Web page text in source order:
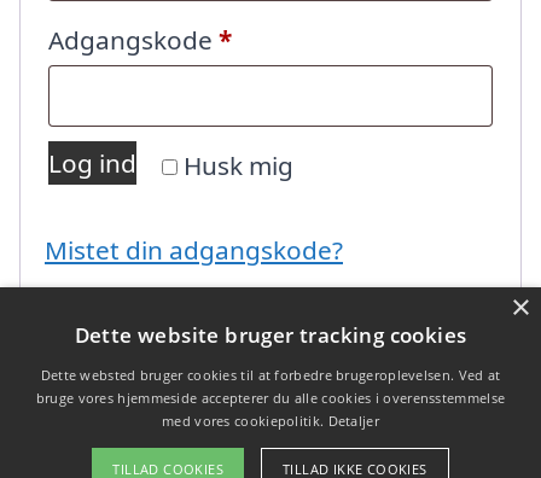
Adgangskode *Påkrævet
Husk mig
Log ind
Mistet din adgangskode?
Copyright 2026 - Pilanto Aps
×
Dette website bruger tracking cookies
Dette websted bruger cookies til at forbedre brugeroplevelsen. Ved at
bruge vores hjemmeside accepterer du alle cookies i overensstemmelse
med vores cookiepolitik. Detaljer
TILLAD COOKIES TILLAD IKKE COOKIES